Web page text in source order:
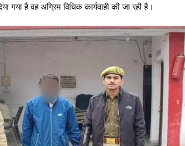
गया है वह अग्रिम विधिक कार्यवाही की जा रही है।